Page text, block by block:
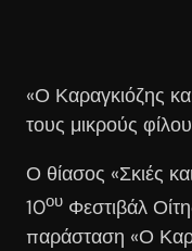
«Ο Καραγκιόζης
τους μικρούς
Ο θίασος «Σκιές
10ου Φεστιβάλ
παράσταση «Ο